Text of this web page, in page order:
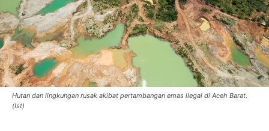
Hutan dan lingkungan rusak akibat pertambangan emas ilegal di Aceh Barat.
(Ist)